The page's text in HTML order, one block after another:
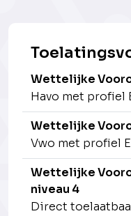
Wettelijke
Havo met profiel
Wettelijke
Vwo met profiel
Wettelijke
niveau 4
Direct